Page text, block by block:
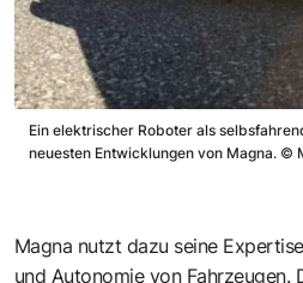
Ein elektrischer Roboter als
neuesten Entwicklungen von Magna. ©
Magna nutzt dazu seine
und Autonomie von Fahrzeugen.